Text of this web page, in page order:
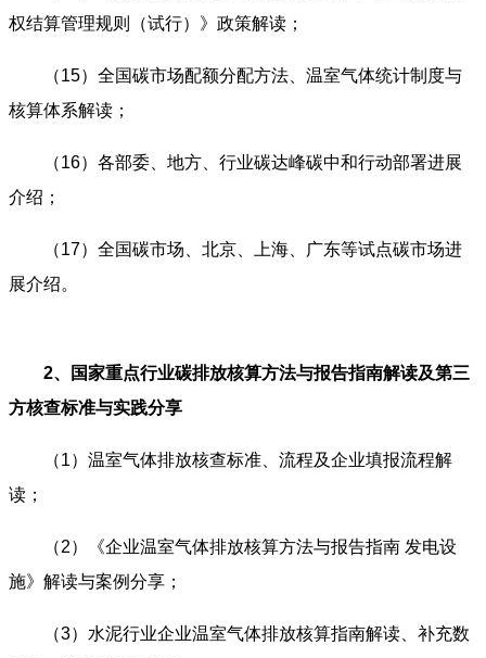
权结算管理规则（试行）》政策解读；
（15） 全国碳市场配额分配方法、温室气体统计制度与
核算体系解读；
（16） 各部委、地方、行业碳达峰碳中和行动部署进展
介绍；
（17） 全国碳市场、北京、上海、广东等试点碳市场进
展介绍。
2、国家重点行业碳排放核算方法与报告指南解读及第三
方核查标准与实践分享
（1） 温室气体排放核查标准、流程及企业填报流程解
读；
（2）
《企业温室气体排放核算方法与报告指南 发电设
施》解读与案例分享；
（3） 水泥行业企业温室气体排放核算指南解读、补充数